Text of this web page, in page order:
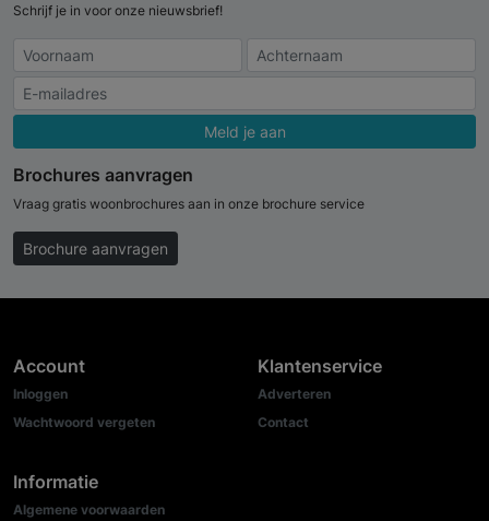
Schrijf je in voor onze nieuwsbrief!
Meld je aan
Brochures aanvragen
Vraag gratis woonbrochures aan in onze brochure service
Brochure aanvragen
Account
Inloggen
Wachtwoord vergeten
Informatie
Algemene voorwaarden
Klantenservice
Adverteren
Contact